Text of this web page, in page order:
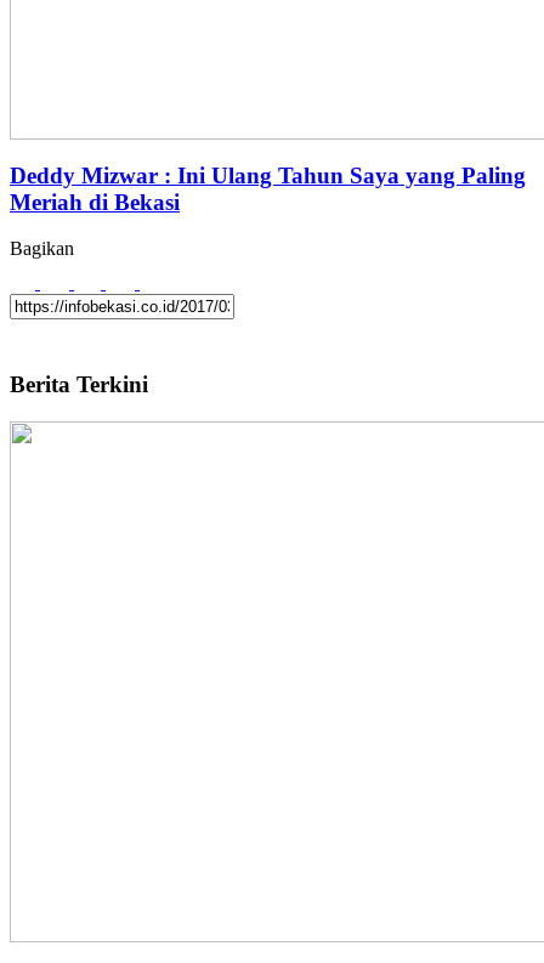
Deddy Mizwar : Ini Ulang Tahun Saya yang Paling
Meriah di Bekasi
Bagikan
Berita Terkini